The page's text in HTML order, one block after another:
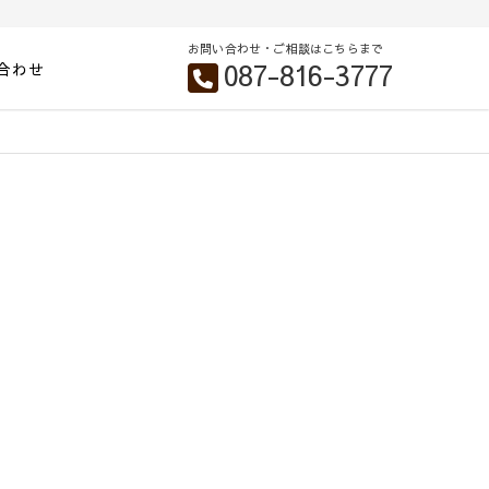
わせ
お問い合わせ・ご相談はこちらまで
087-816-3777